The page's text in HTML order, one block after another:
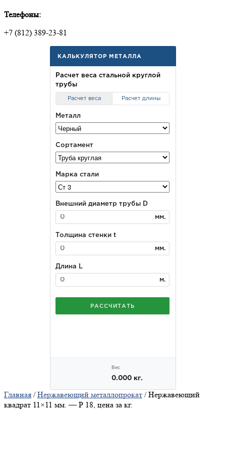
Телефоны:
+7 (812) 389-23-81
Главная /Нержавеющий металлопрокат / Нержавеющий
квадрат 11×11 мм. — Р 18, цена за кг.